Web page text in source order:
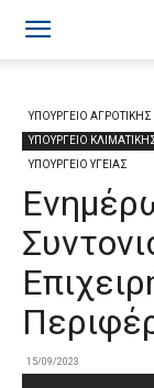
ΥΠΟΥΡΓΕΙΟ
ΥΠΟΥΡΓΕΙΟ
ΥΠΟΥΡΓΕΙΟ ΥΓΕΙΑΣ
15/09/2023